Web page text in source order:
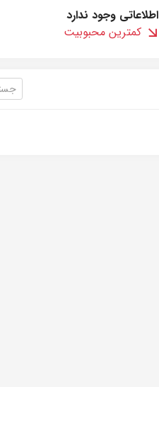
اطلاعاتی وجود ندارد
کمترین محبوبیت